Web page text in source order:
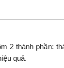
2 thành phần:
quả.